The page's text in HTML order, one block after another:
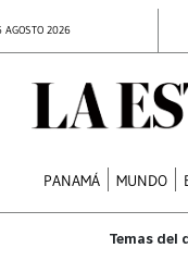
AGOSTO 2026
PANAMÁ MUNDO